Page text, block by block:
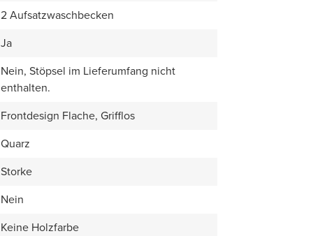
2 Aufsatzwaschbecken
Ja
Nein, Stöpsel im Lieferumfang nicht
enthalten.
Frontdesign Flache, Grifflos
Quarz
Storke
Nein
Keine Holzfarbe